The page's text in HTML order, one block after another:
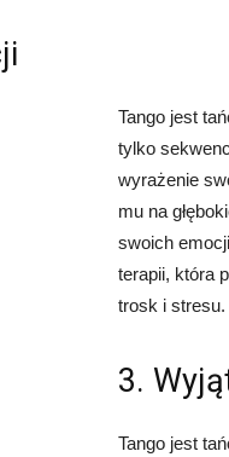
Tango jest
tylko
wyrażenie
mu na
swoich
terapii, która
trosk i stresu.
3.
Tango jest